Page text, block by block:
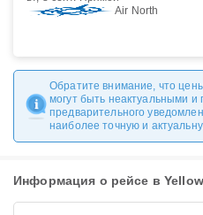
Air North
Обратите внимание, что
могут быть неактуальными
предварительного
наиболее точную и
Информация о рейсе в